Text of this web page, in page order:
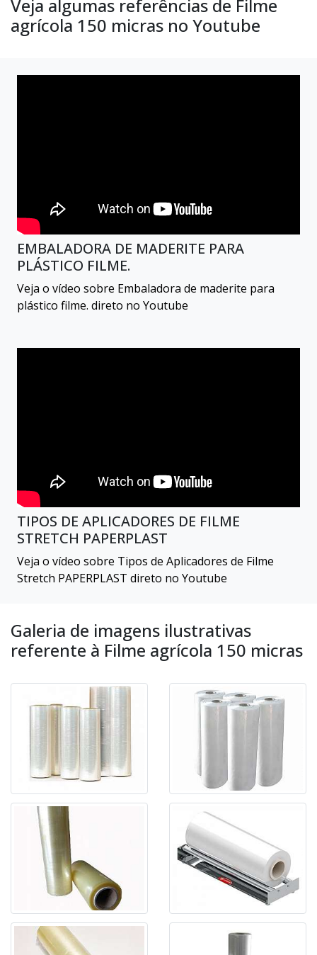
Veja algumas referências de Filme
agrícola 150 micras no Youtube
EMBALADORA DE MADERITE PARA
PLÁSTICO FILME.
Veja o vídeo sobre Embaladora de maderite para
plástico filme. direto no Youtube
TIPOS DE APLICADORES DE FILME
STRETCH PAPERPLAST
Veja o vídeo sobre Tipos de Aplicadores de Filme
Stretch PAPERPLAST direto no Youtube
Galeria de imagens ilustrativas
referente à Filme agrícola 150 micras